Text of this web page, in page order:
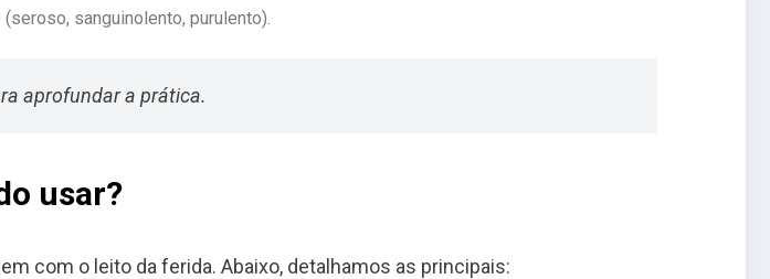
sanguinolento, purulento).
aprofundar a prática.
usar?
com o leito da ferida. Abaixo, detalhamos as principais: